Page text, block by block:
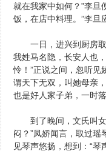
就在我家中如何？”李旦
饭，在店中料理。”李旦
一日，进兴到厨房取
我姓马名隐，长安人也
怜！”正说之间，忽听见
谓天下无双，叫她母亲
也是好人家子弟，一时
到了晚间，文氏叫女
闷？”凤娇闻言，取过
见琴声悠扬，想到：“